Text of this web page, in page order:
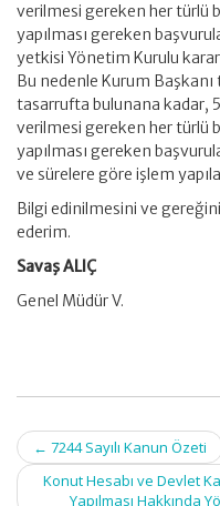
verilmesi gereken her türlü
yapılması gereken
yetkisi Yönetim Kurulu
Bu nedenle Kurum
tasarrufta bulunana kadar,
verilmesi gereken her türlü
yapılması gereken
ve sürelere göre işlem
Bilgi edinilmesini ve
ederim.
Savaş ALIÇ
Genel Müdür V.
Post
navigation
← 7244 Sayılı Kanun Özeti
Konut Hesabı ve Devlet
Yapılması Hakkında